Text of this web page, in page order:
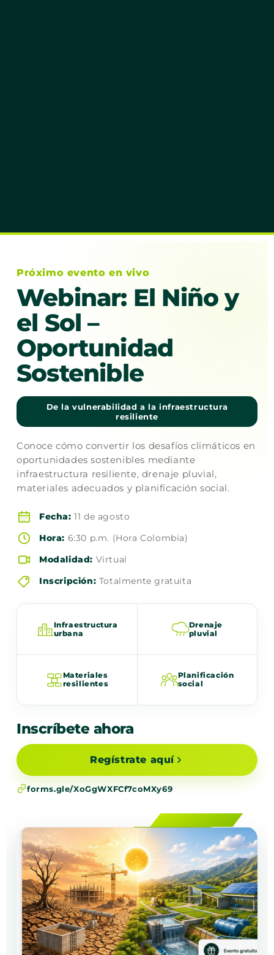
Próximo evento en vivo
Webinar: El Niño y
el Sol –
Oportunidad
Sostenible
De la vulnerabilidad a la infraestructura
resiliente
Conoce cómo convertir los desafíos climáticos en
oportunidades sostenibles mediante
infraestructura resiliente, drenaje pluvial,
materiales adecuados y planificación social.
Fecha: 11 de agosto
Hora: 6:30 p.m. (Hora Colombia)
Modalidad: Virtual
Inscripción: Totalmente gratuita
Infraestructura
urbana
Drenaje
pluvial
Materiales
resilientes
Planificación
social
Inscríbete ahora
Regístrate aquí
forms.gle/XoGgWXFCf7coMXy69